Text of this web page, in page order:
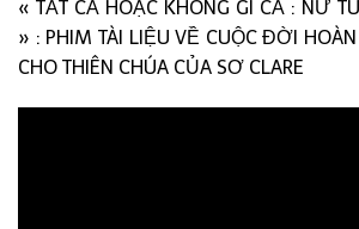
« TẤT CẢ HOẶC KHÔNG GÌ CẢ : NỮ TU
» : PHIM TÀI LIỆU VỀ CUỘC ĐỜI
CHO THIÊN CHÚA CỦA SƠ CLARE